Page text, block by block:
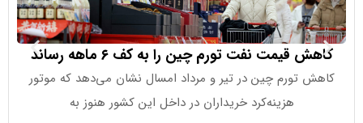
قیمت نفت تورم چین را به کف ۶ ماهه رساند
تورم چین در تیر و مرداد امسال نشان می‌دهد که موتور
هزینه‌کرد خریداران در داخل این کشور هنوز به
آیا